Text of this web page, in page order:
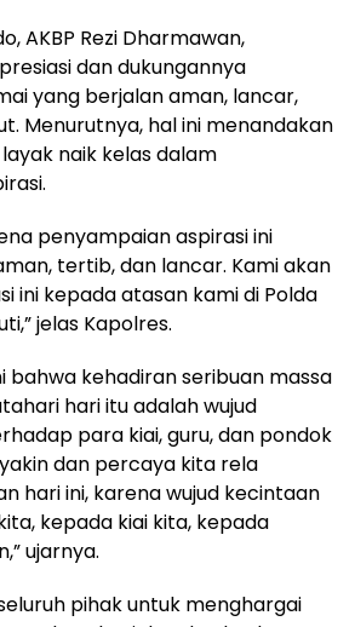
AKBP Rezi Dharmawan,
dan dukungannya
yang berjalan aman, lancar,
Menurutnya, hal ini menandakan
naik kelas dalam
penyampaian aspirasi ini
tertib, dan lancar. Kami akan
ini kepada atasan kami di Polda
jelas Kapolres.
bahwa kehadiran seribuan massa
hari itu adalah wujud
para kiai, guru, dan pondok
dan percaya kita rela
hari ini, karena wujud kecintaan
kepada kiai kita, kepada
ujarnya.
pihak untuk menghargai